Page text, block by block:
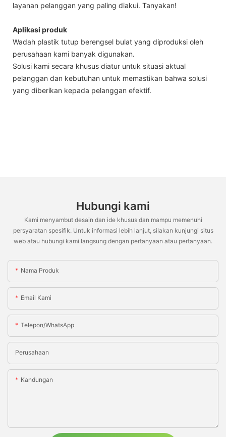
layanan pelanggan yang paling diakui. Tanyakan!
Aplikasi produk
Wadah plastik tutup berengsel bulat yang diproduksi oleh
perusahaan kami banyak digunakan.
Solusi kami secara khusus diatur untuk situasi aktual
pelanggan dan kebutuhan untuk memastikan bahwa solusi
yang diberikan kepada pelanggan efektif.
Hubungi kami
Kami menyambut desain dan ide khusus dan mampu memenuhi
persyaratan spesifik. Untuk informasi lebih lanjut, silakan kunjungi situs
web atau hubungi kami langsung dengan pertanyaan atau pertanyaan.
Nama Produk
Email Kami
Telepon/WhatsApp
Perusahaan
Kandungan